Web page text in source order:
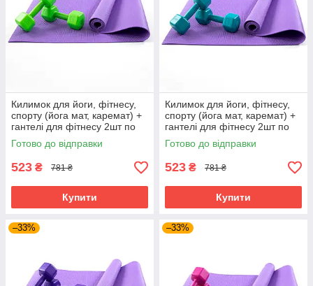
Килимок для йоги, фітнесу,
спорту (йога мат, каремат) +
гантелі для фітнесу 2шт по
2кг OSPORT Set 82 (n-0112)
Фіолетово-салатовий
Готово до відправки
523 ₴ 781 ₴
Купити
Килимок для йоги, фітнесу,
спорту (йога мат, каремат) +
гантелі для фітнесу 2шт по
2кг OSPORT Set 82 (n-0112)
Фіолетово-бірюзовий
Готово до відправки
523 ₴ 781 ₴
Купити
–33% –33%